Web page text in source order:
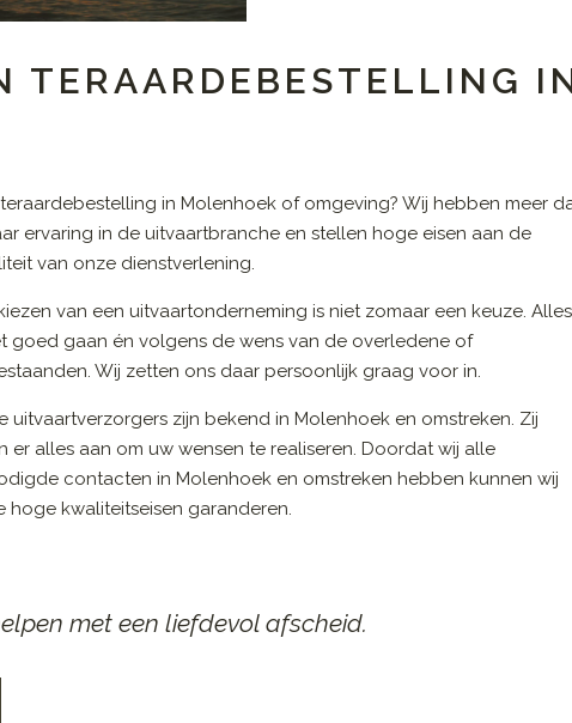
TERAARDEBESTELLING
in Molenhoek of omgeving? Wij hebben meer
ervaring in de uitvaartbranche en stellen hoge eisen aan de
van onze dienstverlening.
van een uitvaartonderneming is niet zomaar een keuze. Alles
goed gaan én volgens de wens van de overledene of
Wij zetten ons daar persoonlijk graag voor in.
uitvaartverzorgers zijn bekend in Molenhoek en omstreken. Zij
er alles aan om uw wensen te realiseren. Doordat wij alle
contacten in Molenhoek en omstreken hebben kunnen wij
hoge kwaliteitseisen garanderen.
met een liefdevol afscheid.